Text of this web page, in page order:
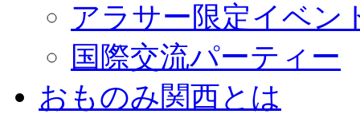
アラサー限定イベン
国際交流パーティー
おものみ関西とは